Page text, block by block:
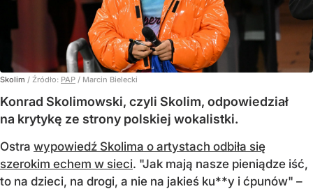
Skolim / Źródło: PAP / Marcin Bielecki
Konrad Skolimowski, czyli Skolim, odpowiedział
na krytykę ze strony polskiej wokalistki.
Ostra wypowiedź Skolima o artystach odbiła się
szerokim echem w sieci. "Jak mają nasze pieniądze iść,
to na dzieci, na drogi, a nie na jakieś ku**y i ćpunów" –